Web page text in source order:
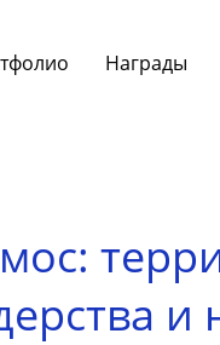
Награды
и